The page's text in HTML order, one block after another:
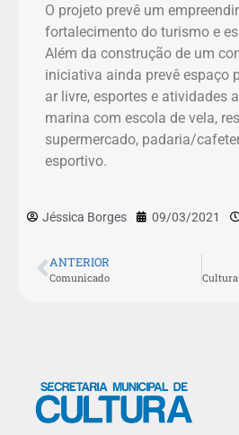
O projeto prevê um
fortalecimento do turismo e
Além da construção de um
iniciativa ainda prevê espaço
ar livre, esportes e atividades
marina com escola de vela,
supermercado, padaria/
esportivo.
Jéssica Borges 09/03/2021
ANTERIOR
Comunicado